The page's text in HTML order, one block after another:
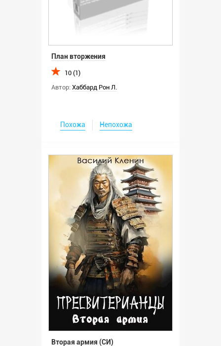
План вторжения
10 (1)
Автор: Хаббард Рон Л.
Похожа Непохожа
Вторая армия (СИ)